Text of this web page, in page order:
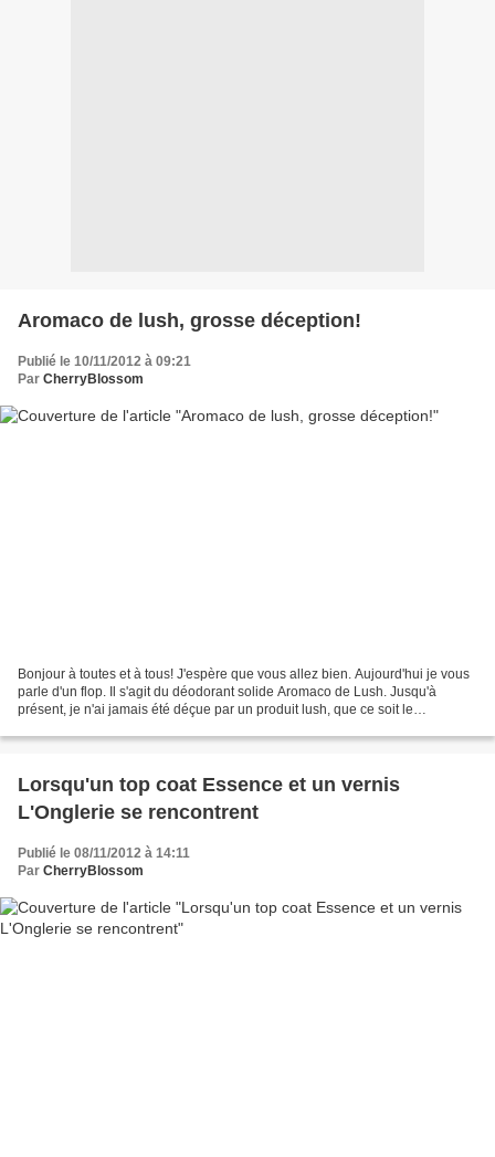
Aromaco de lush, grosse déception!
Publié le 10/11/2012 à 09:21
Par CherryBlossom
Bonjour à toutes et à tous! J'espère que vous allez bien. Aujourd'hui je vous
parle d'un flop. Il s'agit du déodorant solide Aromaco de Lush. Jusqu'à
présent, je n'ai jamais été déçue par un produit lush, que ce soit le
Lorsqu'un top coat Essence et un vernis
L'Onglerie se rencontrent
Publié le 08/11/2012 à 14:11
Par CherryBlossom